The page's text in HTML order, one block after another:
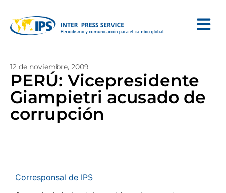
12 de noviembre, 2009
PERÚ: Vicepresidente
Giampietri acusado de
corrupción
Corresponsal de IPS